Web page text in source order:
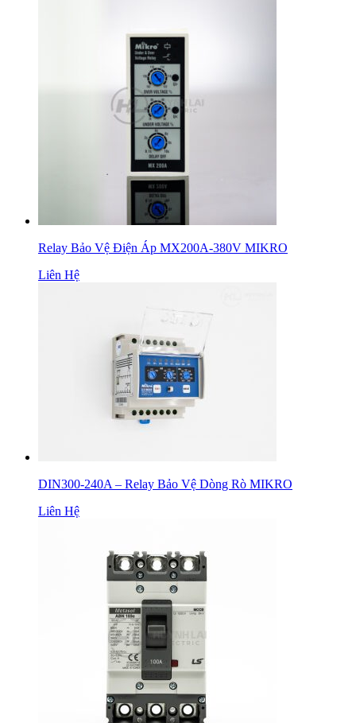
Relay Bảo Vệ Điện Áp MX200A-380V MIKRO
Liên Hệ
DIN300-240A – Relay Bảo Vệ Dòng Rò MIKRO
Liên Hệ